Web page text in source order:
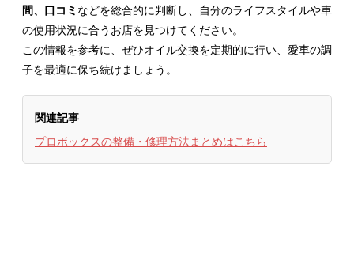
間、口コミなどを総合的に判断し、自分のライフスタイルや車
の使用状況に合うお店を見つけてください。
この情報を参考に、ぜひオイル交換を定期的に行い、愛車の調
子を最適に保ち続けましょう。
関連記事
プロボックスの整備・修理方法まとめはこちら